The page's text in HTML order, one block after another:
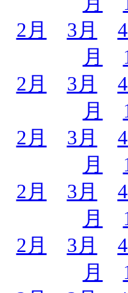
2月 3月
月
2月 3月
月
2月 3月
月
2月 3月
月
2月 3月
月